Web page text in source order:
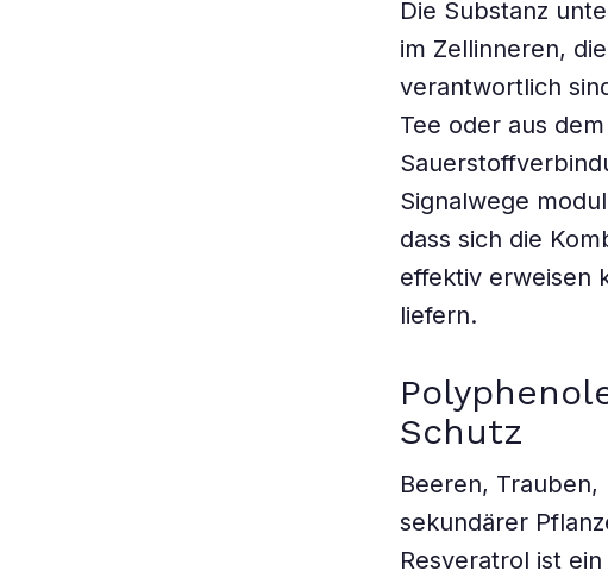
Die Substanz
im Zellinneren,
verantwortlich
Tee oder aus
Signalwege
dass sich die
effektiv erweisen
liefern.
Schutz
Beeren,
sekundärer
Resveratrol ist